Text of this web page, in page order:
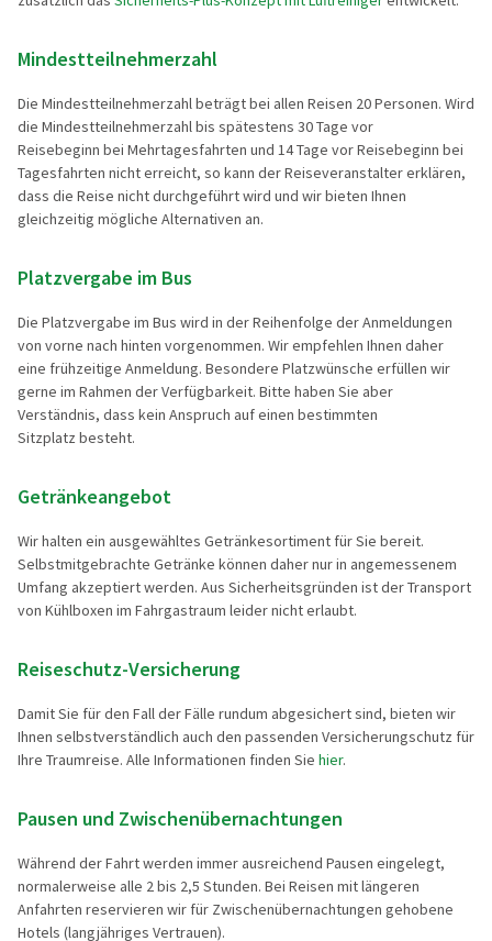
Mindestteilnehmerzahl
Die Mindestteilnehmerzahl beträgt bei allen Reisen 20 Personen. Wird
die Mindestteilnehmerzahl bis spätestens 30 Tage vor
Reisebeginn bei Mehrtagesfahrten und 14 Tage vor Reisebeginn bei
Tagesfahrten nicht erreicht, so kann der Reiseveranstalter erklären,
dass die Reise nicht durchgeführt wird und wir bieten Ihnen
gleichzeitig mögliche Alternativen an.
Platzvergabe im Bus
Die Platzvergabe im Bus wird in der Reihenfolge der Anmeldungen
von vorne nach hinten vorgenommen. Wir empfehlen Ihnen daher
eine frühzeitige Anmeldung. Besondere Platzwünsche erfüllen wir
gerne im Rahmen der Verfügbarkeit. Bitte haben Sie aber
Verständnis, dass kein Anspruch auf einen bestimmten
Sitzplatz besteht.
Getränkeangebot
Wir halten ein ausgewähltes Getränkesortiment für Sie bereit.
Selbstmitgebrachte Getränke können daher nur in angemessenem
Umfang akzeptiert werden. Aus Sicherheitsgründen ist der Transport
von Kühlboxen im Fahrgastraum leider nicht erlaubt.
Reiseschutz-Versicherung
Damit Sie für den Fall der Fälle rundum abgesichert sind, bieten wir
Ihnen selbstverständlich auch den passenden Versicherungschutz für
Ihre Traumreise. Alle Informationen finden Sie hier.
Pausen und Zwischenübernachtungen
Während der Fahrt werden immer ausreichend Pausen eingelegt,
normalerweise alle 2 bis 2,5 Stunden. Bei Reisen mit längeren
Anfahrten reservieren wir für Zwischenübernachtungen gehobene
Hotels (langjähriges Vertrauen).